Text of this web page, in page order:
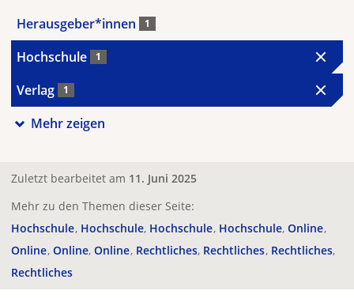
Herausgeber*innen 1
Hochschule 1
Verlag 1
Mehr zeigen
Zuletzt bearbeitet am 11. Juni 2025
Mehr zu den Themen dieser Seite:
Hochschule Hochschule Hochschule Hochschule Online
Online Online Online Rechtliches Rechtliches Rechtliches
Rechtliches